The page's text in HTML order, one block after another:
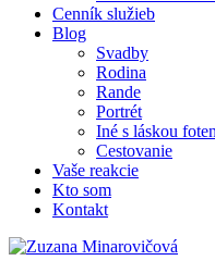
Cenník služieb
Blog
Svadby
Rodina
Rande
Portrét
Iné s láskou
Cestovanie
Vaše reakcie
Kto som
Kontakt